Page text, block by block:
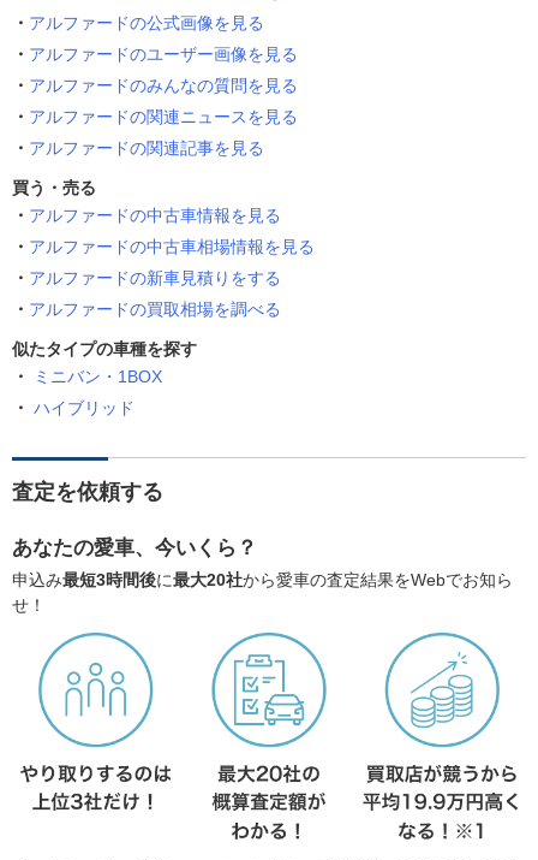
アルファードの公式画像を見る
アルファードのユーザー画像を見る
アルファードのみんなの質問を見る
アルファードの関連ニュースを見る
アルファードの関連記事を見る
買う・売る
アルファードの中古車情報を見る
アルファードの中古車相場情報を見る
アルファードの新車見積りをする
アルファードの買取相場を調べる
似たタイプの車種を探す
ミニバン・1BOX
ハイブリッド
査定を依頼する
あなたの愛車、今いくら？
申込み最短3時間後に最大20社から愛車の査定結果をWebでお知ら
せ！